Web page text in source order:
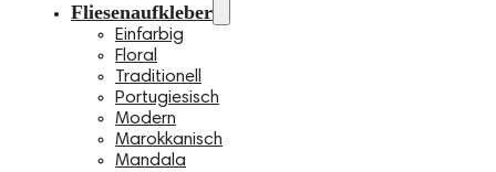
Fliesenaufkleber
Einfarbig
Floral
Traditionell
Portugiesisch
Modern
Marokkanisch
Mandala